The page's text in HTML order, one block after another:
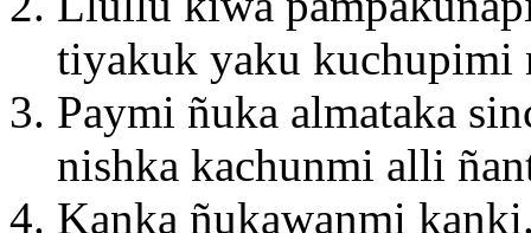
tiyakuk yaku kuchupimi
Paymi ñuka almataka
nishka kachunmi alli
Kanka ñukawanmi